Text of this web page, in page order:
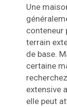
Une
conteneur
terrain
de base.
certaine
extensive
elle peut